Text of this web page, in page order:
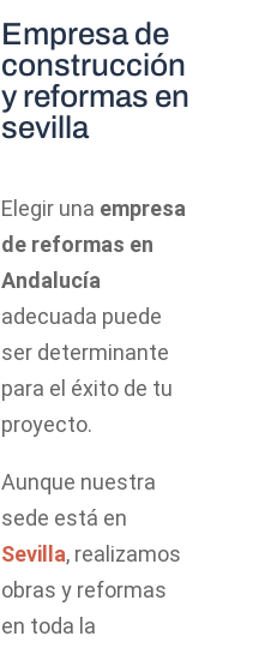
Empresa de
construcción
y reformas en
sevilla
Elegir una empresa
de reformas en
Andalucía
adecuada puede
ser determinante
para el éxito de tu
proyecto.
Aunque nuestra
sede está en
Sevilla, realizamos
obras y reformas
en toda la